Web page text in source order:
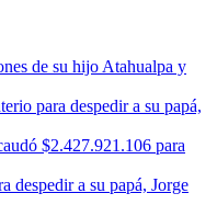
de su hijo Atahualpa y
para despedir a su papá,
$2.427.921.106 para
despedir a su papá, Jorge